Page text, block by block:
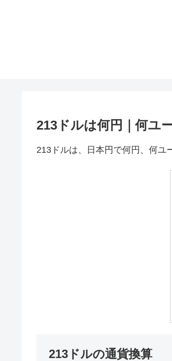
213ドルは何円｜何ユ
213ドルは、日本円で何円、何ユ
213ドルの通貨換算